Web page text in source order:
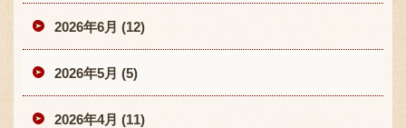
2026年6月 (12)
2026年5月 (5)
2026年4月 (11)